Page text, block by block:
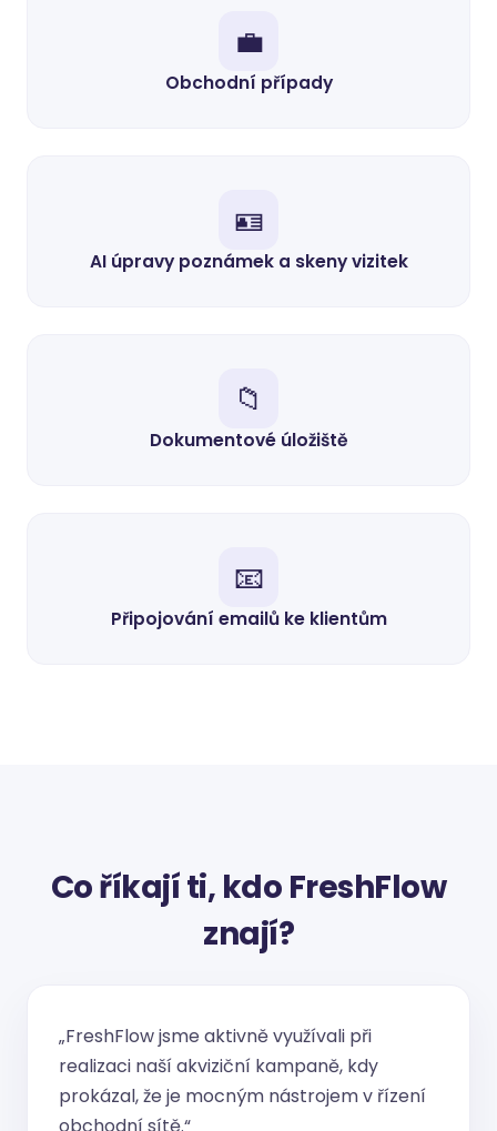
💼
Obchodní případy
🪪
AI úpravy poznámek a skeny vizitek
📁
Dokumentové úložiště
📧
Připojování emailů ke klientům
Co říkají ti, kdo FreshFlow
znají?
„FreshFlow jsme aktivně využívali při
realizaci naší akviziční kampaně, kdy
prokázal, že je mocným nástrojem v řízení